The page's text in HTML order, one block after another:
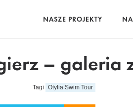
NASZE PROJEKTY
– galeria
Tagi Otylia Swim Tour